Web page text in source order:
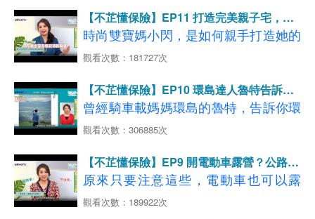
車、借車事故
→了解更多，立即試算投保GO
看更多 【汽車第三人責任保險】
延伸閱讀：【律師費用補償附加條款】百元保費
省下萬元律師費
【05:13-08:33】信用卡 VS. 產險公司
免費道路救援比一比
【08:42-11:20】投保道路救援險 保障
更全面 不用擔心被當肥羊宰!
→了解更多，立即試算投保GO
延伸閱讀：撞超跑賠不完…你保超額責
任險了嗎？
【01:31-04:23】寵物租屋難度高 維護
整潔有妙招！
【04:26-07:01】寵物看家狀況多 如何
【07:02-07:58】全國火災分析 爐火、
電器藏危機
【08:02-10:17】租屋族轉嫁風險 住宅
火險保障不可少！
【10:22-12:06】住宅起火點意想不到
多一份保障更安心！
◆影片分段重點說明如下：
【01:06-06:56】連續假期不留白！避
開車潮的國旅好去處
【07:07-08:02】風險不分國內外，國
旅碰上意外怎麼辦？
【08:16-08:51】快樂出遊別忘旅平
險，百萬保障只要銅板價！
【08:52-10:46】國旅風險都幫你想到
了，旅平+不便險一次購足
【不芷懂保險】EP11 打造完美親子宅，居
家防護要做到！
時尚雙寶媽小閃，是如何親手打造她的
夢幻親子宅？設計上有哪些細節需要注
◆影片分段重點說明如下：
【00:51-02:21】一家四口住28坪質感
宅 白色空間放大視覺
【02:24-04:39】舒心親子宅這樣做就
對
觀看次數：181727次
【不芷懂保險】EP10 環島達人魯特告訴你
騎機車環島的重點！
曾經騎車載媽媽環島的魯特，告訴你環
島前要做哪些準備，以及最重要的2大
險】！
◆影片分段重點說明如下：
觀看次數：306885次
【不芷懂保險】EP9 開電動車露營？公路冒
險的融融，告訴你他怎麼做到！
原來只要注意這些，電動車也可以露
營！曾在美國公路大冒險
觀看次數：189922次